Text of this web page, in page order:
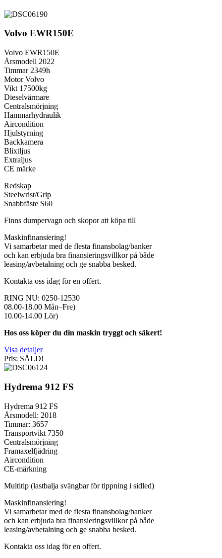
Volvo EWR150E
Volvo EWR150E
Årsmodell 2022
Timmar 2349h
Motor Volvo
Vikt 17500kg
Dieselvärmare
Centralsmörjning
Hammarhydraulik
Aircondition
Hjulstyrning
Backkamera
Blixtljus
Extraljus
CE märke
Redskap
Steelwrist/Grip
Snabbfäste S60
Finns dumpervagn och skopor att köpa till
Maskinfinansiering!
Vi samarbetar med de flesta finansbolag/banker
och kan erbjuda bra finansieringsvillkor på både
leasing/avbetalning och ge snabba besked.
Kontakta oss idag för en offert.
RING NU: 0250-12530
08.00-18.00 Mån–Fre)
10.00-14.00 Lör)
Hos oss köper du din maskin tryggt och säkert!
Visa detaljer
Pris: SÅLD!
Hydrema 912 FS
Hydrema 912 FS
Årsmodell: 2018
Timmar: 3657
Transportvikt 7350
Centralsmörjning
Framaxelfjädring
Aircondition
CE-märkning
Multitip (lastbalja svängbar för tippning i sidled)
Maskinfinansiering!
Vi samarbetar med de flesta finansbolag/banker
och kan erbjuda bra finansieringsvillkor på både
leasing/avbetalning och ge snabba besked.
Kontakta oss idag för en offert.